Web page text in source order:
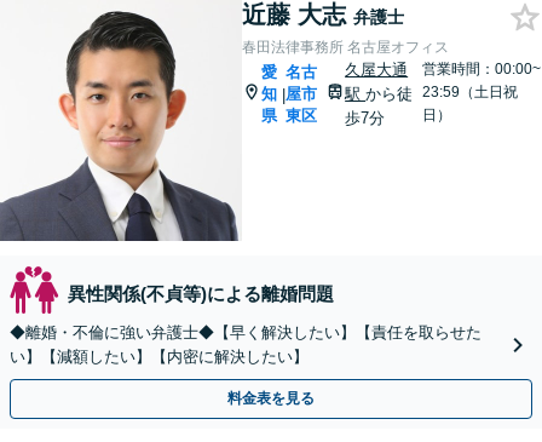
近藤 大志 弁護士
春田法律事務所 名古屋オフィス
愛
知
県
|
名古
屋市
東区
久屋大通
駅から徒
歩7分
営業時間：00:00~
23:59（土日祝
日）
異性関係(不貞等)による離婚問題
◆離婚・不倫に強い弁護士◆【早く解決したい】【責任を取らせた
い】【減額したい】【内密に解決したい】
料金表を見る